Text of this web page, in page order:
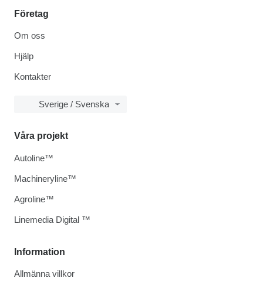
Företag
Om oss
Hjälp
Kontakter
Sverige / Svenska
Information
Allmänna villkor
Våra projekt
Autoline™
Machineryline™
Agroline™
Linemedia Digital ™